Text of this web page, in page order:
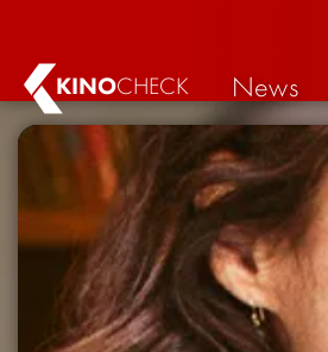
KINOCHECK News